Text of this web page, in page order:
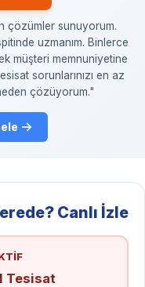
çözümler sunuyorum.
uzmanım. Binlerce
müşteri memnuniyetine
sorunlarınızı en az
çözüyorum."
Canlı İzle
Tesisat